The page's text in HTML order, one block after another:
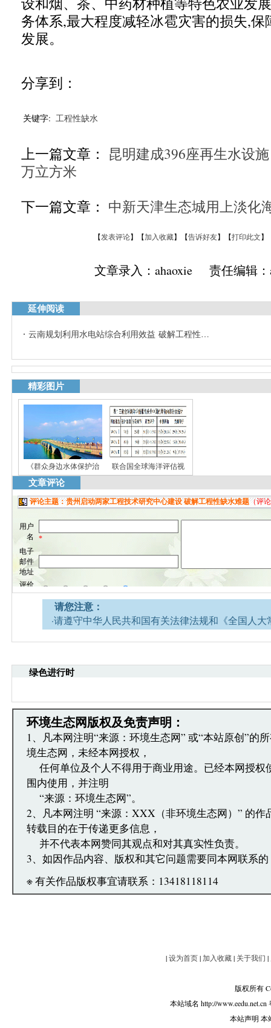
务体系,最大程度减轻冰雹灾害的损失,
发展。
分享到：
关键字: 工程性缺水
上一篇文章： 昆明建成396座再生水设
万立方米
下一篇文章： 中新天津生态城用上淡化
【发表评论】【加入收藏】【告诉好友】【打印此文】
文章录入：ahaoxie 责任编辑
延伸阅读
云南规划利用水电站综合利用效益 破解工程性…
精彩图片
《群众身边水体保护治 联合国全球海洋评估视
文章评论
请您注意：
·请遵守中华人民共和国有关法律法规和《全国人
引起的法律责任。
·环境生态网文章跟帖管理员有权保留或删除其管辖
·发表本评论即表明您已经阅读并接受上述条款，如
文章跟帖管理员反映。
绿色进行时
环境生态网版权及免责声明：
1、凡本网注明“来源：环境生态网” 或“本站原创”的
境生态网，未经本网授权，
任何单位及个人不得用于商业用途。已经本网授权
围内使用，并注明
“来源：环境生态网”。
2、凡本网注明 “来源：XXX（非环境生态网）” 的作
转载目的在于传递更多信息，
并不代表本网赞同其观点和对其真实性负责。
3、如因作品内容、版权和其它问题需要同本网联系
※ 有关作品版权事宜请联系：13418118114
|设为首页|加入收藏| 关于我们 |
版权所有
本站域名 http://www.eedu.net.cn
本站声明 本